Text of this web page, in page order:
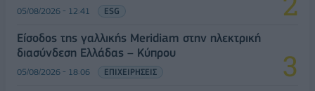
05/08/2026 - 12:41 ESG
Είσοδος της γαλλικής Meridiam στην ηλεκτρική
διασύνδεση Ελλάδας – Κύπρου
05/08/2026 - 18:06 ΕΠΙΧΕΙΡΗΣΕΙΣ